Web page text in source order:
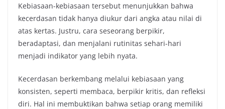
Kebiasaan-kebiasaan tersebut menunjukkan bahwa
kecerdasan tidak hanya diukur dari angka atau nilai di
atas kertas. Justru, cara seseorang berpikir,
beradaptasi, dan menjalani rutinitas sehari-hari
menjadi indikator yang lebih nyata.
Kecerdasan berkembang melalui kebiasaan yang
konsisten, seperti membaca, berpikir kritis, dan refleksi
diri. Hal ini membuktikan bahwa setiap orang memiliki